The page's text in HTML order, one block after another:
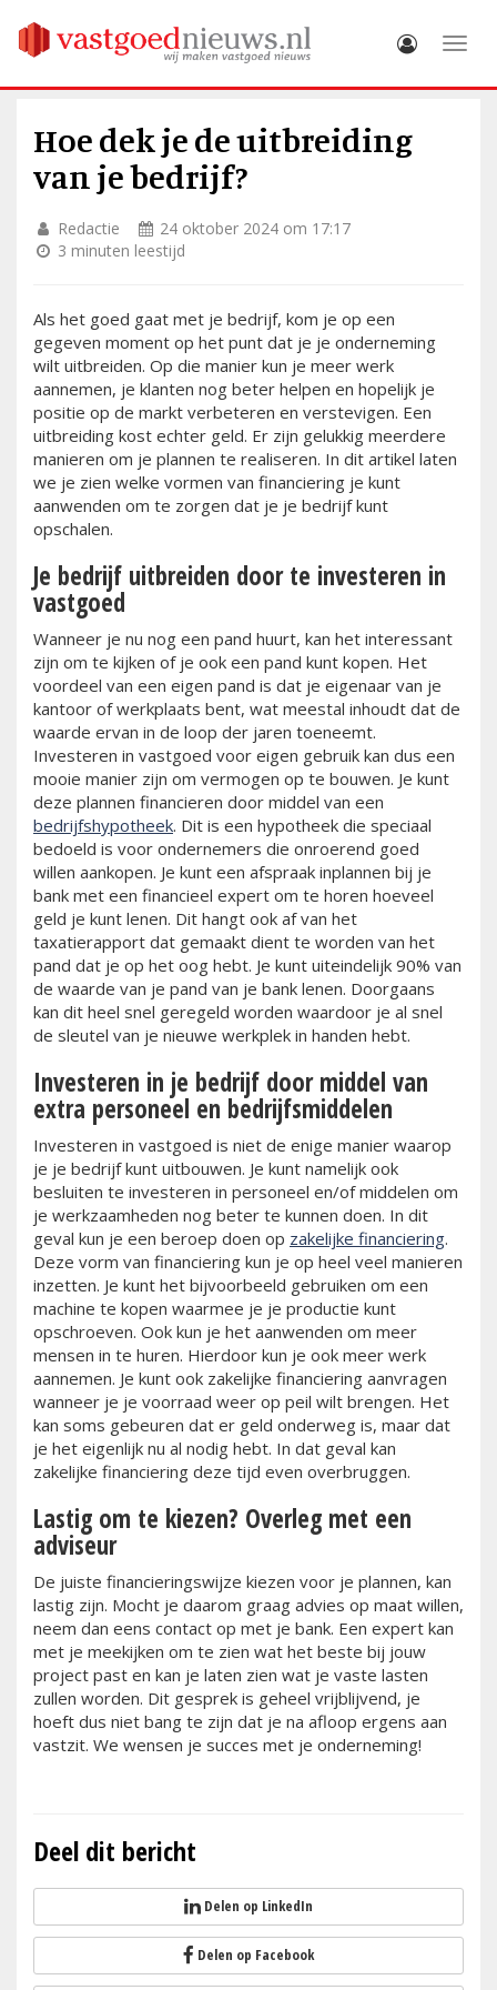
Hoe dek je de uitbreiding
van je bedrijf?
Redactie
24 oktober 2024 om 17:17
3 minuten leestijd
Als het goed gaat met je bedrijf, kom je op een
gegeven moment op het punt dat je je onderneming
wilt uitbreiden. Op die manier kun je meer werk
aannemen, je klanten nog beter helpen en hopelijk je
positie op de markt verbeteren en verstevigen. Een
uitbreiding kost echter geld. Er zijn gelukkig meerdere
manieren om je plannen te realiseren. In dit artikel laten
we je zien welke vormen van financiering je kunt
aanwenden om te zorgen dat je je bedrijf kunt
opschalen.
Je bedrijf uitbreiden door te investeren in
vastgoed
Wanneer je nu nog een pand huurt, kan het interessant
zijn om te kijken of je ook een pand kunt kopen. Het
voordeel van een eigen pand is dat je eigenaar van je
kantoor of werkplaats bent, wat meestal inhoudt dat de
waarde ervan in de loop der jaren toeneemt.
Investeren in vastgoed voor eigen gebruik kan dus een
mooie manier zijn om vermogen op te bouwen. Je kunt
deze plannen financieren door middel van een
bedrijfshypotheek. Dit is een hypotheek die speciaal
bedoeld is voor ondernemers die onroerend goed
willen aankopen. Je kunt een afspraak inplannen bij je
bank met een financieel expert om te horen hoeveel
geld je kunt lenen. Dit hangt ook af van het
taxatierapport dat gemaakt dient te worden van het
pand dat je op het oog hebt. Je kunt uiteindelijk 90% van
de waarde van je pand van je bank lenen. Doorgaans
kan dit heel snel geregeld worden waardoor je al snel
de sleutel van je nieuwe werkplek in handen hebt.
Investeren in je bedrijf door middel van
extra personeel en bedrijfsmiddelen
Investeren in vastgoed is niet de enige manier waarop
je je bedrijf kunt uitbouwen. Je kunt namelijk ook
besluiten te investeren in personeel en/of middelen om
je werkzaamheden nog beter te kunnen doen. In dit
geval kun je een beroep doen op zakelijke financiering.
Deze vorm van financiering kun je op heel veel manieren
inzetten. Je kunt het bijvoorbeeld gebruiken om een
machine te kopen waarmee je je productie kunt
opschroeven. Ook kun je het aanwenden om meer
mensen in te huren. Hierdoor kun je ook meer werk
aannemen. Je kunt ook zakelijke financiering aanvragen
wanneer je je voorraad weer op peil wilt brengen. Het
kan soms gebeuren dat er geld onderweg is, maar dat
je het eigenlijk nu al nodig hebt. In dat geval kan
zakelijke financiering deze tijd even overbruggen.
Lastig om te kiezen? Overleg met een
adviseur
De juiste financieringswijze kiezen voor je plannen, kan
lastig zijn. Mocht je daarom graag advies op maat willen,
neem dan eens contact op met je bank. Een expert kan
met je meekijken om te zien wat het beste bij jouw
project past en kan je laten zien wat je vaste lasten
zullen worden. Dit gesprek is geheel vrijblijvend, je
hoeft dus niet bang te zijn dat je na afloop ergens aan
vastzit. We wensen je succes met je onderneming!
Deel dit bericht
Delen op LinkedIn
Delen op Facebook